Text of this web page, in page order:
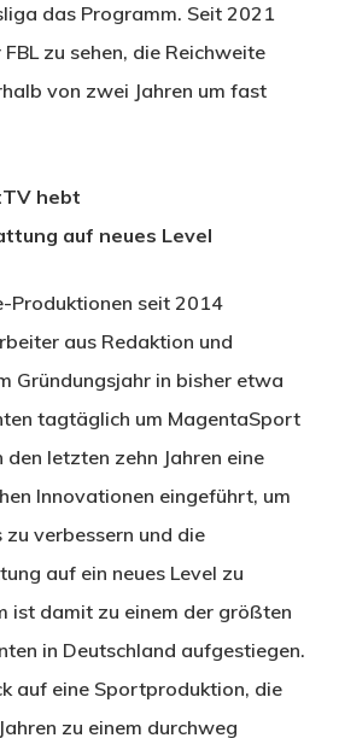
das Programm. Seit 2021
zu sehen, die Reichweite
von zwei Jahren um fast
hebt
auf neues Level
Produktionen seit 2014
aus Redaktion und
Gründungsjahr in bisher etwa
tagtäglich um MagentaSport
letzten zehn Jahren eine
Innovationen eingeführt, um
verbessern und die
auf ein neues Level zu
ist damit zu einem der größten
in Deutschland aufgestiegen.
auf eine Sportproduktion, die
zu einem durchweg